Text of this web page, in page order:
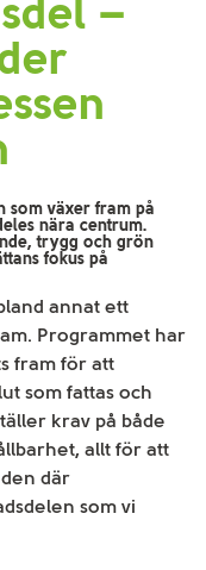
–
som växer fram på
nära centrum.
trygg och grön
fokus på
annat ett
Programmet har
fram för att
som fattas och
krav på både
allt för att
där
som vi